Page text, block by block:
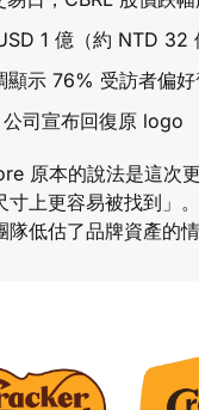
1 億（約 NTD 32
顯示 76% 受訪者偏
司宣布回復原 logo
原本的說法是這次
寸上更容易被找到」
低估了品牌資產的情